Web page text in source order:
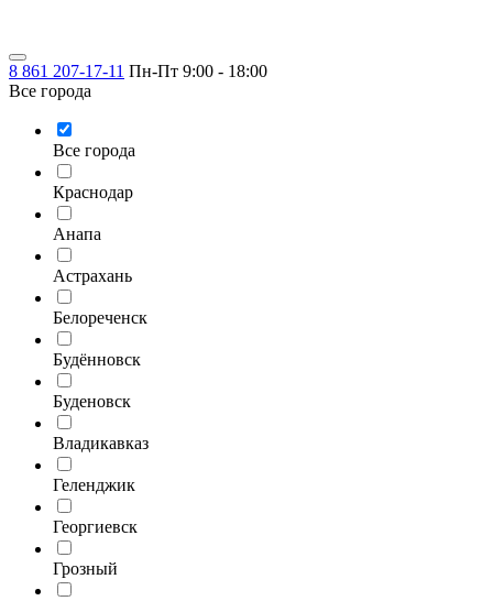
8 861 207-17-11 Пн-Пт 9:00 - 18:00
Все города
Все города
Краснодар
Анапа
Астрахань
Белореченск
Будённовск
Буденовск
Владикавказ
Геленджик
Георгиевск
Грозный